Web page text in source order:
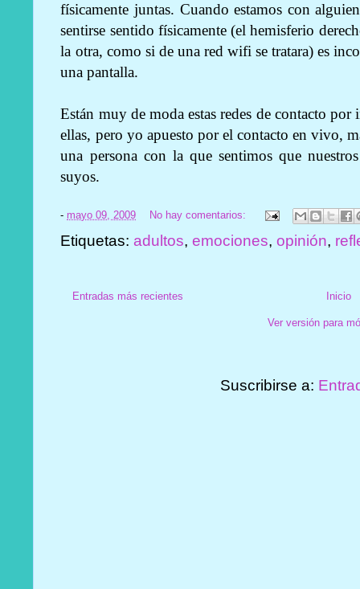
físicamente juntas. Cuando estamos con
sentirse sentido físicamente (el hemisferio
la otra, como si de una red wifi se tratara) es
una pantalla.
Están muy de moda estas redes de contacto
ellas, pero yo apuesto por el contacto en vivo,
una persona con la que sentimos que
suyos.
- mayo 09, 2009 No hay comentarios:
Etiquetas:adultos,emociones,opinión,
Entradas más recientes Inicio
Ver versión para
Suscribirse a: